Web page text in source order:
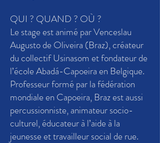
QUI ? QUAND ? OÙ ?
Le stage est animé par Venceslau
Augusto de Oliveira (Braz), créateur
du collectif Usinasom et fondateur de
l’école Abadá-Capoeira en Belgique.
Professeur formé par la fédération
mondiale en Capoeira, Braz est aussi
percussionniste, animateur socio-
culturel, éducateur à l’aide à la
jeunesse et travailleur social de rue.